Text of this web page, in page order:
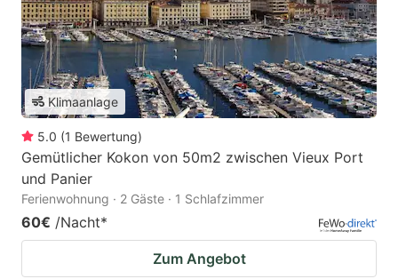
Klimaanlage
5.0 (1 Bewertung)
Gemütlicher Kokon von 50m2 zwischen Vieux Port
und Panier
Ferienwohnung · 2 Gäste · 1 Schlafzimmer
60€ /Nacht*
Zum Angebot